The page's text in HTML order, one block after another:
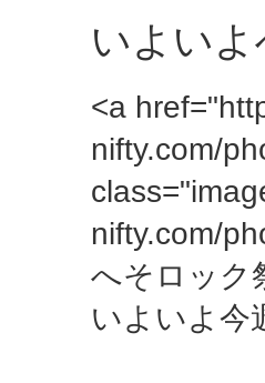
いよい
<a
nifty.com/
nifty.com/
へそロック
いよいよ今